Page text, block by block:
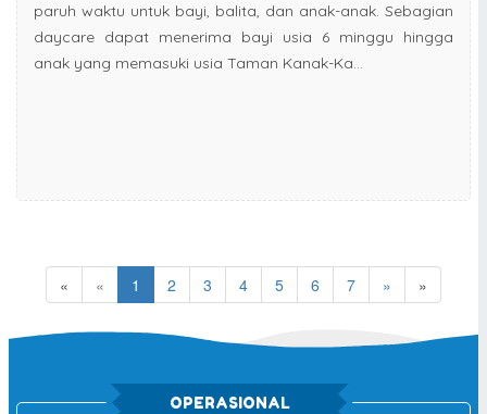
paruh waktu untuk bayi, balita, dan anak-anak. Sebagian
daycare dapat menerima bayi usia 6 minggu hingga
anak yang memasuki usia Taman Kanak-Ka...
« « 1 2 3 4 5 6 7 » »
OPERASIONAL